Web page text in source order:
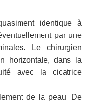
identique à
par une
Le chirurgien
horizontale, dans la
avec la cicatrice
de la peau. De